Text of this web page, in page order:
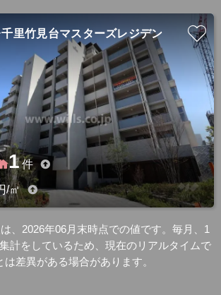
里竹見台マスターズレジデン
1件
/㎡
、2026年06月末時点での値です。毎月、1
計をしているため、現在のリアルタイムで
は差異がある場合があります。